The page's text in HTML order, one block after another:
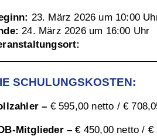
23. März 2026 um 10:00
24. März 2026 um 16:00 Uhr
SCHULUNGSKOSTEN:
– € 595,00 netto / €
Mitglieder –€ 450,00 netto / €